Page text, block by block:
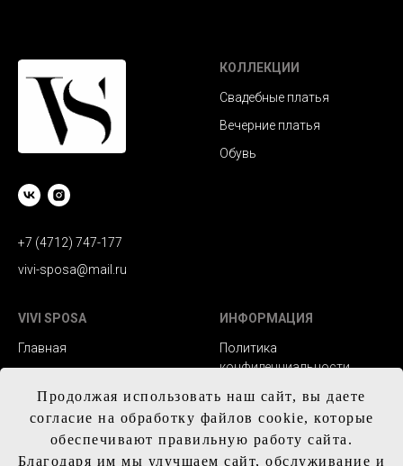
Продолжая использовать наш сайт, вы даете
согласие на обработку файлов cookie, которые
обеспечивают правильную работу сайта.
Благодаря им мы улучшаем сайт, обслуживание и
+7 (4712) 747-177
vivi-sposa@mail.ru
КОЛЛЕКЦИИ
Свадебные платья
Вечерние платья
Обувь
VIVI SPOSA
Главная
Контакты
ИНФОРМАЦИЯ
Политика
конфиденциальности
Заказ и сроки
изготовления
Доставка